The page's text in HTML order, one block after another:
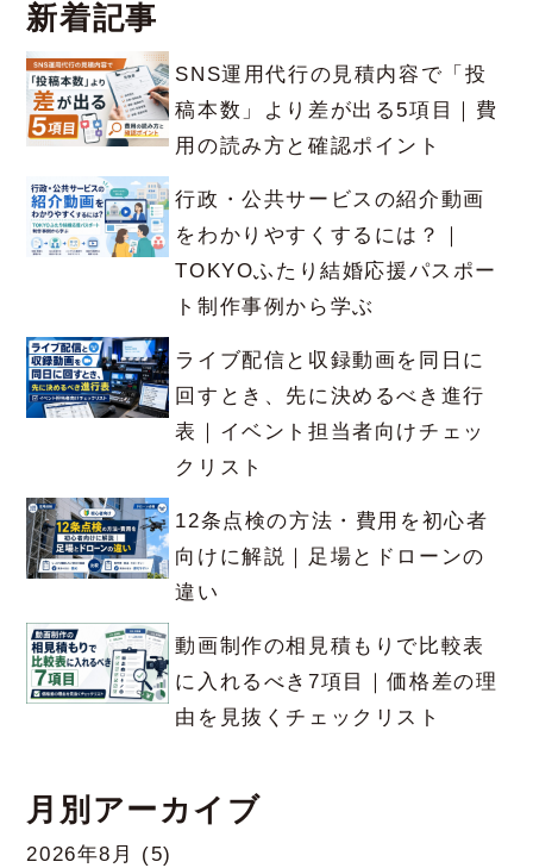
新着記事
SNS運用代行の見積内容で「投
稿本数」より差が出る5項目｜費
用の読み方と確認ポイント
行政・公共サービスの紹介動画
をわかりやすくするには？｜
TOKYOふたり結婚応援パスポー
ト制作事例から学ぶ
ライブ配信と収録動画を同日に
回すとき、先に決めるべき進行
表｜イベント担当者向けチェッ
クリスト
12条点検の方法・費用を初心者
向けに解説｜足場とドローンの
違い
動画制作の相見積もりで比較表
に入れるべき7項目｜価格差の理
由を見抜くチェックリスト
月別アーカイブ
2026年8月
(5)